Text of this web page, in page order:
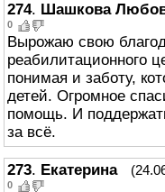
274. Шашкова
0
Вырожаю свою
реабилитационного
понимая и заботу,
детей. Огромное
помощь. И
за всё.
273. Екатерина
0